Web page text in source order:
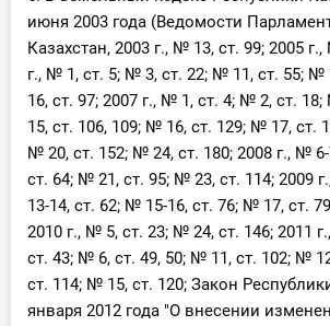
июня 2003 года (Ведомости
Казахстан, 2003 г., № 13, ст. 99; 2005
г., № 1, ст. 5; № 3, ст. 22; № 11, ст. 55; №
16, ст. 97; 2007 г., № 1, ст. 4; № 2, ст.
15, ст. 106, 109; № 16, ст. 129; № 17, ст.
№ 20, ст. 152; № 24, ст. 180; 2008 г., №
ст. 64; № 21, ст. 95; № 23, ст. 114; 2009
13-14, ст. 62; № 15-16, ст. 76; № 17, ст.
2010 г., № 5, ст. 23; № 24, ст. 146; 2011
ст. 43; № 6, ст. 49, 50; № 11, ст. 102; №
ст. 114; № 15, ст. 120; Закон
января 2012 года "О внесении